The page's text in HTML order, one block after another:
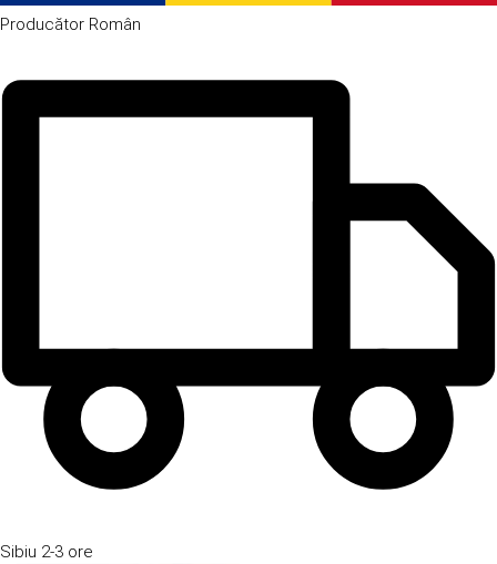
Producător Român
Sibiu 2-3 ore